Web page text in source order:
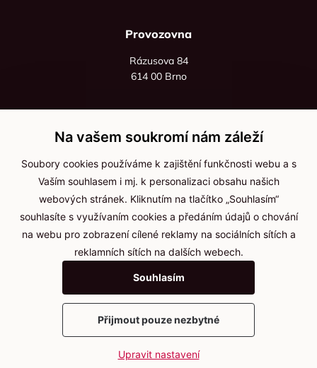
Provozovna
Rázusova 84
614 00 Brno
+420 736 535 066
Po - pá: 8:00 - 16:00
info@jma-kam.cz
Důležité informace
Ochrana osobních údajů
Cookies
2025 © Kameníčci s.r.o.
VytvořilwebProgress
Na vašem soukromí nám záleží
Soubory cookies používáme k zajištění funkčnosti webu a s
Vaším souhlasem i mj. k personalizaci obsahu našich
webových stránek. Kliknutím na tlačítko „Souhlasím“
souhlasíte s využívaním cookies a předáním údajů o chování
na webu pro zobrazení cílené reklamy na sociálních sítích a
reklamních sítích na dalších webech.
Souhlasím
Přijmout pouze nezbytné
Upravit nastavení